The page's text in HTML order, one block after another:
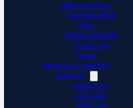
data a procesy
Doplňky ABRA
Flexi
Mobilní skladník
Vytěžování
faktur
Integrace a doplňky
Aplikace
ABRA Flexi
POHODA
ABRA Gen